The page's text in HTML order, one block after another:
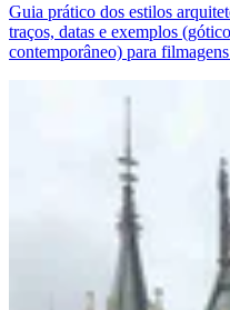
Guia prático dos estilos
traços, datas e exemplos
contemporâneo) para